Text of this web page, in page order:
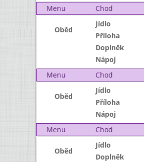
Menu
Chod
Oběd
Jídlo
Příloha
Doplněk
Nápoj
Menu
Chod
Oběd
Jídlo
Příloha
Nápoj
Menu
Chod
Oběd
Jídlo
Doplněk